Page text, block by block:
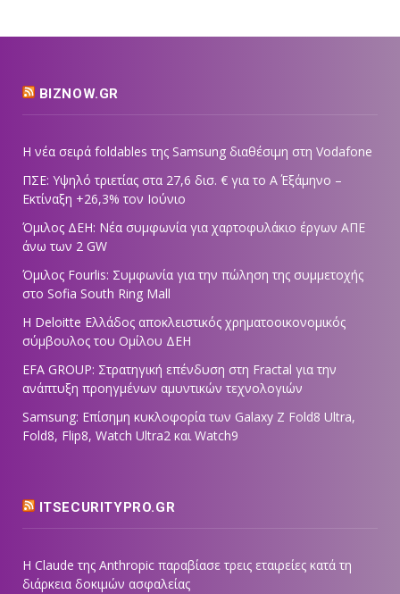
BIZNOW.GR
Η νέα σειρά foldables της Samsung διαθέσιμη στη Vodafone
ΠΣΕ: Υψηλό τριετίας στα 27,6 δισ. € για το Α΄ Εξάμηνο –
Εκτίναξη +26,3% τον Ιούνιο
Όμιλος ΔΕΗ: Νέα συμφωνία για χαρτοφυλάκιο έργων ΑΠΕ
άνω των 2 GW
Όμιλος Fourlis: Συμφωνία για την πώληση της συμμετοχής
στο Sofia South Ring Mall
Η Deloitte Ελλάδος αποκλειστικός χρηματοοικονομικός
σύμβουλος του Ομίλου ΔΕΗ
EFA GROUP: Στρατηγική επένδυση στη Fractal για την
ανάπτυξη προηγμένων αμυντικών τεχνολογιών
Samsung: Επίσημη κυκλοφορία των Galaxy Z Fold8 Ultra,
Fold8, Flip8, Watch Ultra2 και Watch9
ITSECURITYPRO.GR
Η Claude της Anthropic παραβίασε τρεις εταιρείες κατά τη
διάρκεια δοκιμών ασφαλείας